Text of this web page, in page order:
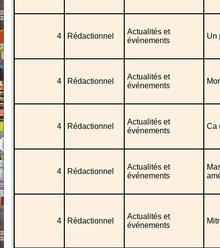
4 Rédactionnel
Actualités et
événements
Un
4 Rédactionnel
Actualités et
événements
4 Rédactionnel
Actualités et
événements
Ca
4 Rédactionnel
Actualités et
événements
4 Rédactionnel
Actualités et
événements